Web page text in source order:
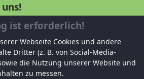
ist erforderlich!
Webseite Cookies und andere
Dritter (z. B. von Social-Media-
die Nutzung unserer Website und
zu messen.